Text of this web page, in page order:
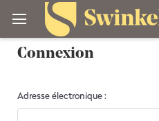
Connexion
Adresse électronique :